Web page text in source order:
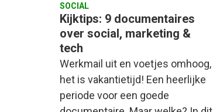
SOCIAL
Kijktips: 9 documentaires
over social, marketing &
tech
Werkmail uit en voetjes omhoog,
het is vakantietijd! Een heerlijke
periode voor een goede